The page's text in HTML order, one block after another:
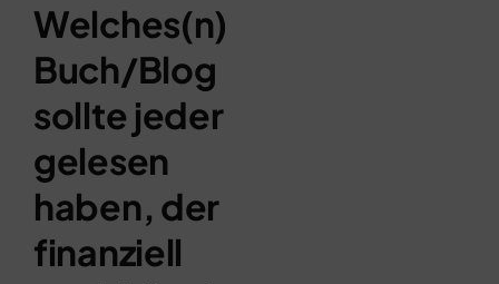
Welches(n)
Buch/Blog
sollte jeder
gelesen
haben, der
finanziell